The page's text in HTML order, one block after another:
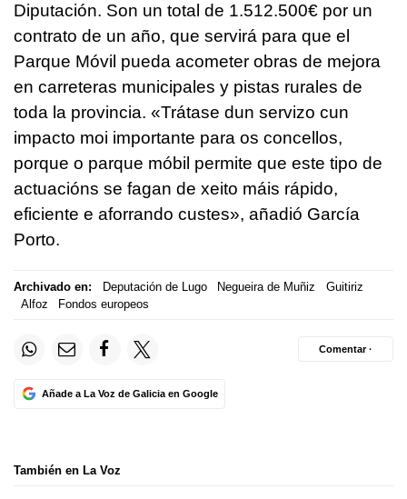
Diputación. Son un total de 1.512.500€ por un
contrato de un año, que servirá para que el
Parque Móvil pueda acometer obras de mejora
en carreteras municipales y pistas rurales de
toda la provincia. «Trátase dun servizo cun
impacto moi importante para os concellos,
porque o parque móbil permite que este tipo de
actuacións se fagan de xeito máis rápido,
eficiente e aforrando custes», añadió García
Porto.
Archivado en: Deputación de Lugo Negueira de Muñiz
Guitiriz
Alfoz
Fondos europeos
Añade a La Voz de Galicia en Google
Comentar ·
También en La Voz